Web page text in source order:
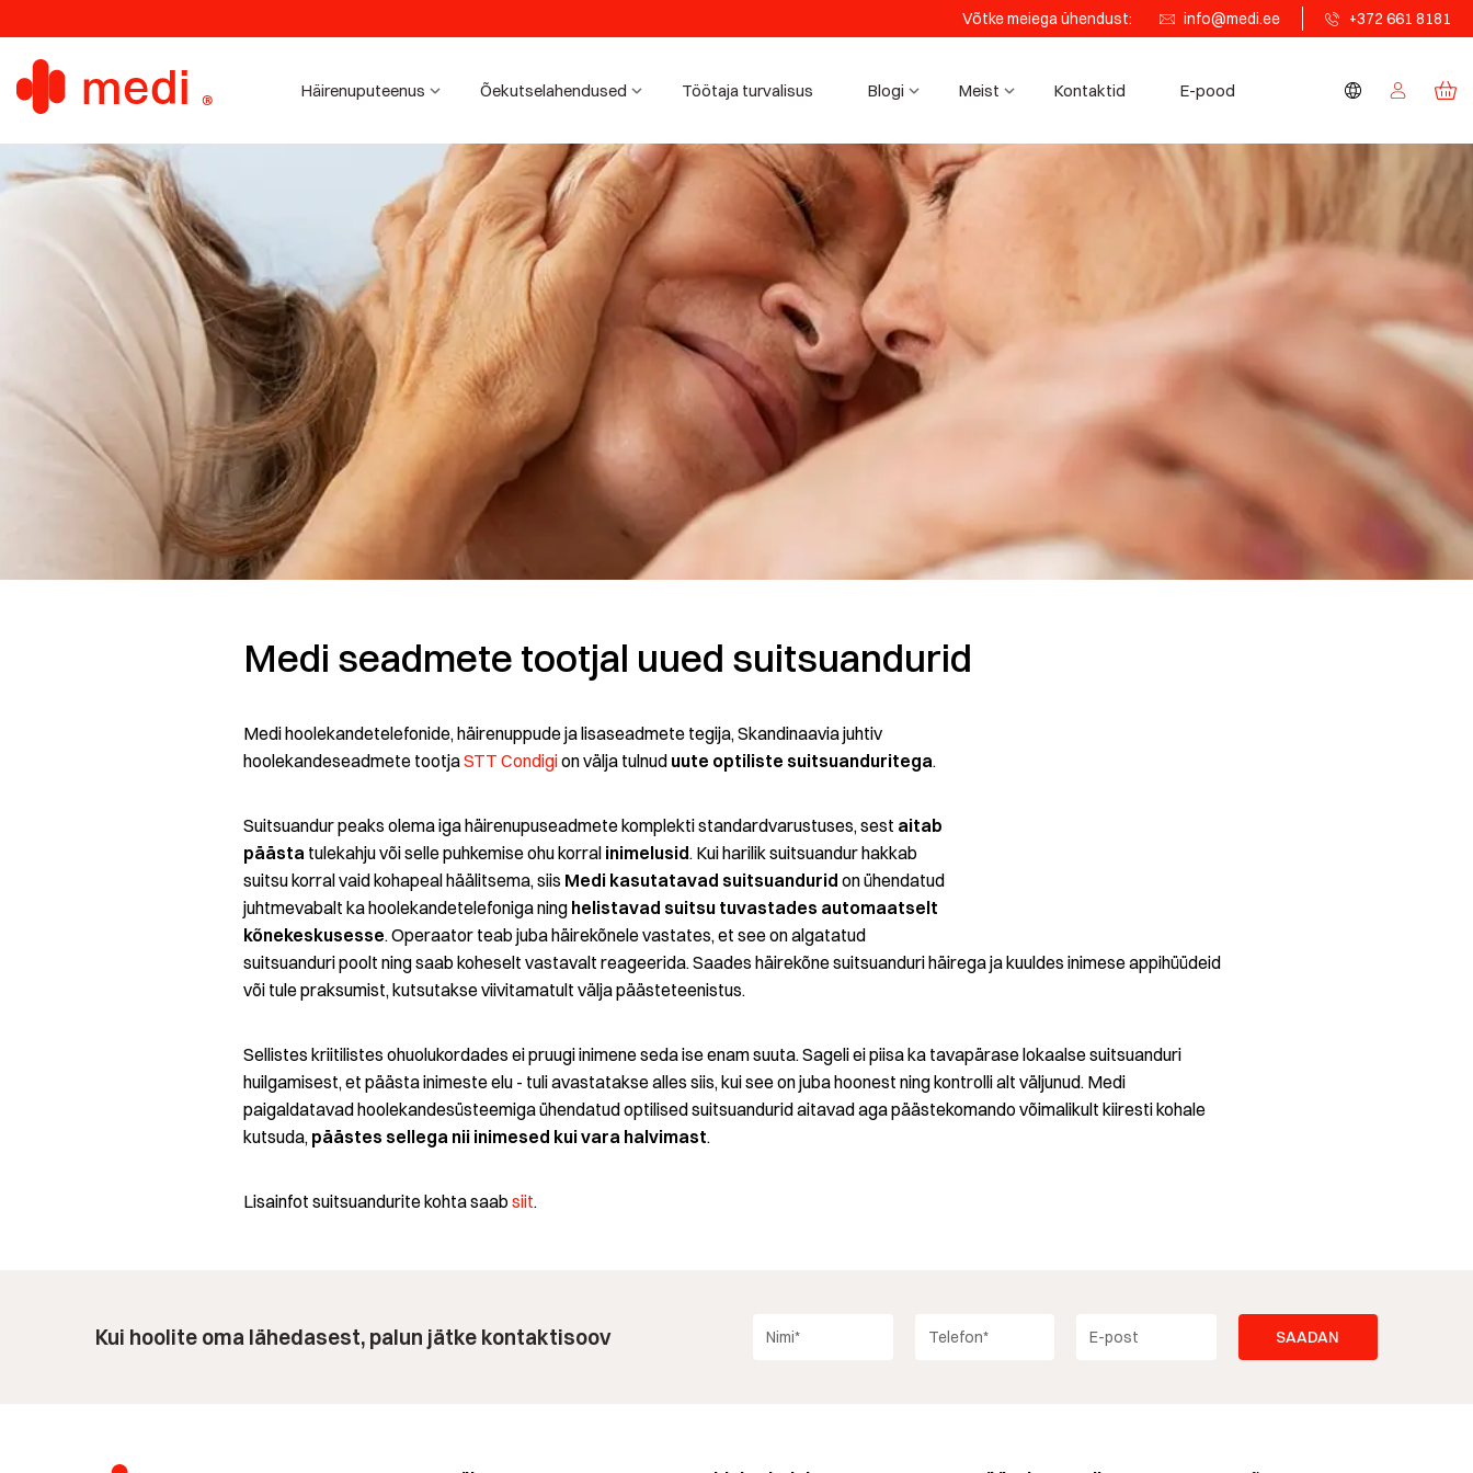
Võtke meiega ühendust: info@medi.ee +372 661 8181
Häirenuputeenus Õekutselahendused Töötaja turvalisus Blogi Meist Kontaktid E-pood
Medi seadmete tootjal uued suitsuandurid
Medi hoolekandetelefonide, häirenuppude ja lisaseadmete tegija, Skandinaavia juhtiv
hoolekandeseadmete tootjaSTT Condigion välja tulnud uute optiliste suitsuanduritega.
Suitsuandur peaks olema iga häirenupuseadmete komplekti standardvarustuses, sest aitab
päästa tulekahju või selle puhkemise ohu korral inimelusid. Kui harilik suitsuandur hakkab
suitsu korral vaid kohapeal häälitsema, siis Medi kasutatavad suitsuandurid on ühendatud
juhtmevabalt ka hoolekandetelefoniga ning helistavad suitsu tuvastades automaatselt
kõnekeskusesse. Operaator teab juba häirekõnele vastates, et see on algatatud
suitsuanduri poolt ning saab koheselt vastavalt reageerida. Saades häirekõne suitsuanduri häirega ja kuuldes inimese appihüüdeid
või tule praksumist, kutsutakse viivitamatult välja päästeteenistus.
Sellistes kriitilistes ohuolukordades ei pruugi inimene seda ise enam suuta. Sageli ei piisa ka tavapärase lokaalse suitsuanduri
huilgamisest, et päästa inimeste elu - tuli avastatakse alles siis, kui see on juba hoonest ning kontrolli alt väljunud. Medi
paigaldatavad hoolekandesüsteemiga ühendatud optilised suitsuandurid aitavad aga päästekomando võimalikult kiiresti kohale
kutsuda, päästes sellega nii inimesed kui vara halvimast.
Lisainfot suitsuandurite kohta saab siit.
Kui hoolite oma lähedasest, palun jätke kontaktisoov